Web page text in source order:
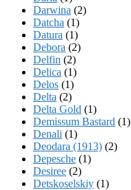
Darwina (2)
Datcha (1)
Datura (1)
Debora (2)
Delfin (2)
Delica (1)
Delos (1)
Delta (2)
Delta Gold (1)
Demissum Bastard (1)
Denali (1)
Deodara (1913) (2)
Depesche (1)
Desiree (2)
Detskoselskiy (1)